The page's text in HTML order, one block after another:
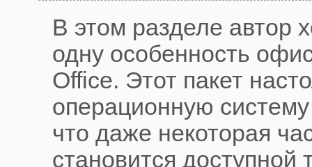
В этом разделе автор
одну особенность
Office. Этот пакет
операционную
что даже некоторая
становится доступной